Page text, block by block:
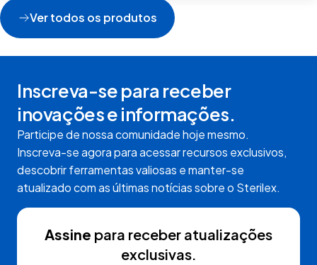
Ver todos os produtos
Inscreva-se para receber
inovações e informações.
Participe de nossa comunidade hoje mesmo.
Inscreva-se agora para acessar recursos exclusivos,
descobrir ferramentas valiosas e manter-se
atualizado com as últimas notícias sobre o Sterilex.
Assine para receber atualizações
exclusivas.